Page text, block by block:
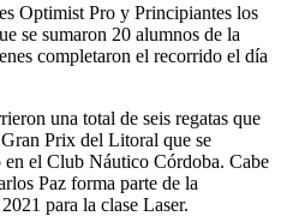
Optimist Pro y Principiantes los
se sumaron 20 alumnos de la
completaron el recorrido el día
una total de seis regatas que
Prix del Litoral que se
el Club Náutico Córdoba. Cabe
Paz forma parte de la
para la clase Laser.